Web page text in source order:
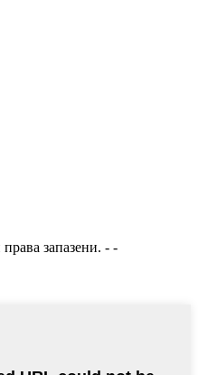
запазени. - -